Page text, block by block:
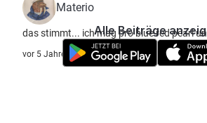
Materio
das stimmt... ich mag pro blue red pearl
vor 5 Jahre
Alle Beiträge